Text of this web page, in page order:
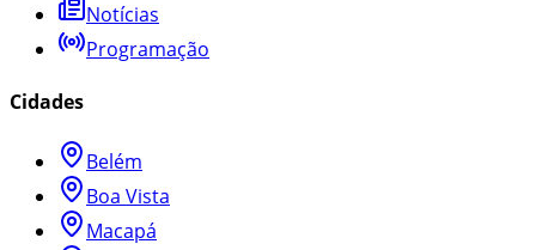
Notícias
Programação
Cidades
Belém
Boa Vista
Macapá